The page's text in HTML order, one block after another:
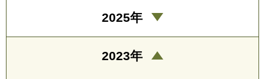
2025年
2023年